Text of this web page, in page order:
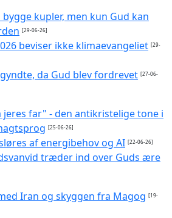
kupler, men kun Gud kan
[29-06-26]
beviser ikke klimaevangeliet [29-
da Gud blev fordrevet [27-06-
jeres far" - den antikristelige tone i
[25-06-26]
af energibehov og AI [22-06-26]
træder ind over Guds ære
Iran og skyggen fra Magog [19-